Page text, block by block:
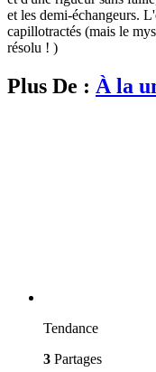
et les demi-échangeurs.
capillotractés (mais le
résolu ! )
Plus De : À la
Tendance
3 Partages